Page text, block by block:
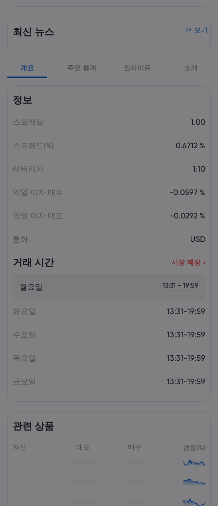
AI 주식 및 투자 기회: 투자하기 가장 좋은
최신 뉴스 더 보기
개요 주요 통계 인사이트 소개
정보
스프레드 1.00
스프레드(%) 0.6712 %
레버리지 1:10
익일 이자 매수 -0.0597 %
익일 이자 매도 -0.0292 %
통화 USD
거래 시간 시장 폐장
월요일 13:31 - 19:59
화요일 13:31-19:59
수요일 13:31-19:59
목요일 13:31-19:59
금요일 13:31-19:59
관련 상품
자산 매도 매수 변동(%)